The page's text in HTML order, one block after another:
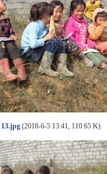
13.jpg (2018-6-5 13:41, 110.65 K)